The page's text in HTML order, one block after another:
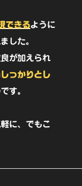
できるように
した。
が加えられ
っかりとし
す。
に、でもこ